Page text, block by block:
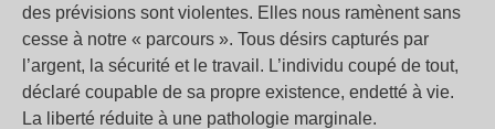
des prévisions sont violentes. Elles nous ramènent sans
cesse à notre « parcours ». Tous désirs capturés par
l’argent, la sécurité et le travail. L’individu coupé de tout,
déclaré coupable de sa propre existence, endetté à vie.
La liberté réduite à une pathologie marginale.